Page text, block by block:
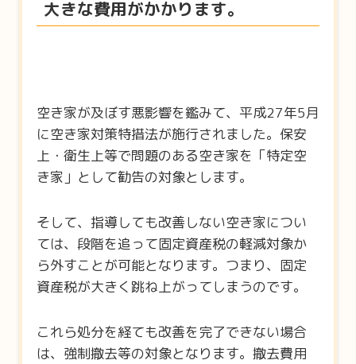
大きな費用がかかります。
空き家が及ぼす悪影響を鑑みて、平成27年5月
に空き家対策特措法が施行されました。保安
上・衛生上等で問題のある空き家を「特定空
き家」として勧告の対象とします。
そして、指導しても改善しない空き家につい
ては、段階を追って固定資産税の軽減対象か
ら外すことが可能となります。つまり、固定
資産税が大きく跳ね上がってしまうのです。
これら処分を経ても改善を完了できない場合
は、強制撤去等の対象となります。撤去費用